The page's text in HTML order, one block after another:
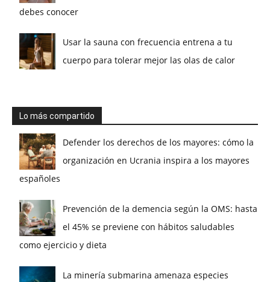
debes conocer
Usar la sauna con frecuencia entrena a tu
cuerpo para tolerar mejor las olas de calor
Lo más compartido
Defender los derechos de los mayores: cómo la
organización en Ucrania inspira a los mayores
españoles
Prevención de la demencia según la OMS: hasta
el 45% se previene con hábitos saludables
como ejercicio y dieta
La minería submarina amenaza especies